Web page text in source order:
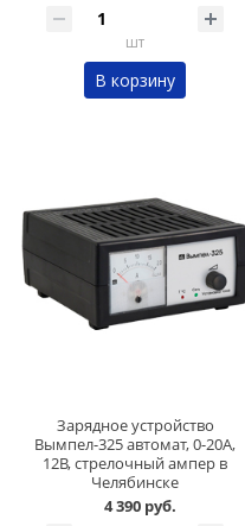
шт
В корзину
Зарядное устройство
Вымпел-325 автомат, 0-20А,
12В, стрелочный ампер в
Челябинске
4 390 руб.